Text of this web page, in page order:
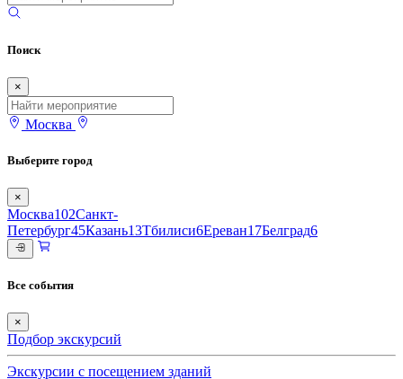
Поиск
×
Москва
Выберите город
×
Москва102Санкт-
Петербург45Казань13Тбилиси6Ереван17Белград6
Все события
×
Подбор экскурсий
Экскурсии с посещением зданий